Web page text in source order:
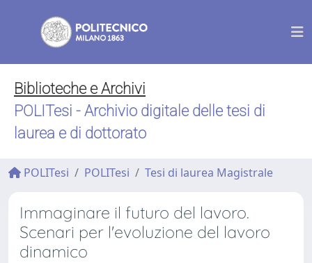
Biblioteche e Archivi
POLITesi - Archivio digitale delle tesi di
laurea e di dottorato
POLITesi POLITesi Tesi di laurea Magistrale
Immaginare il futuro del lavoro.
Scenari per l'evoluzione del lavoro
dinamico